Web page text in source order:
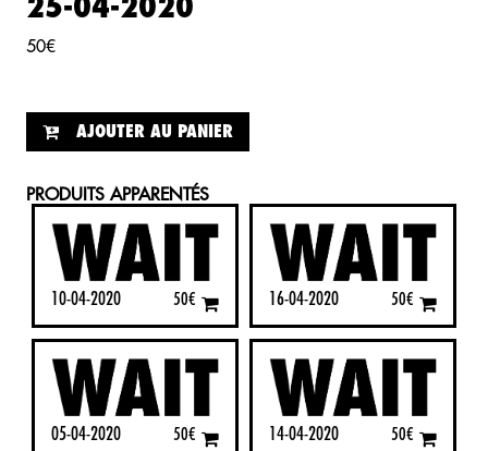
25-04-2020
50€
AJOUTER AU PANIER
PRODUITS APPARENTÉS
10-04-2020 50€ 16-04-2020 50€
05-04-2020 50€ 14-04-2020 50€